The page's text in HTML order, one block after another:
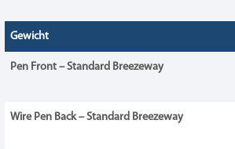
Gewicht
Pen Front –Standard Breezeway
Wire Pen Back – Standard Breezeway